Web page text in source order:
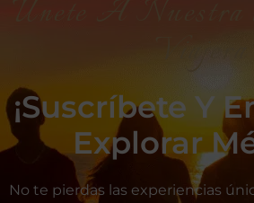
Viajera
¡Suscríbete Y
Explorar
No te pierdas las experiencias